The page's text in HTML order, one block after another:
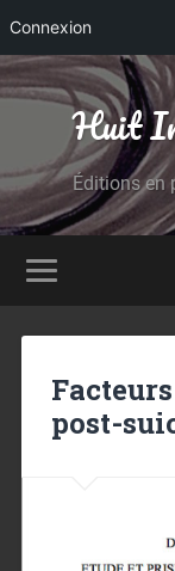
Connexion
Huit
Éditions en
post-